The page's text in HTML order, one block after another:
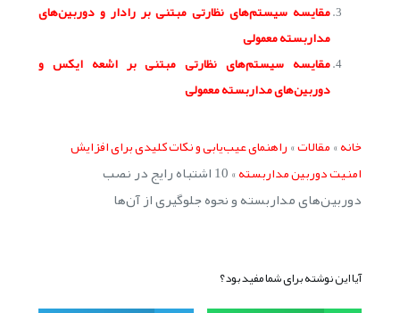
مقایسه سیستم‌های نظارتی مبتنی بر رادار و دوربین‌های
مداربسته معمولی
مقایسه سیستم‌های نظارتی مبتنی بر اشعه ایکس و
دوربین‌های مداربسته معمولی
خانه»مقالات»راهنمای عیب‌یابی و نکات کلیدی برای افزایش
امنیت دوربین مداربسته»
10 اشتباه رایج در نصب
دوربین‌های مداربسته و نحوه جلوگیری از آن‌ها
آیا این نوشته برای شما مفید بود؟